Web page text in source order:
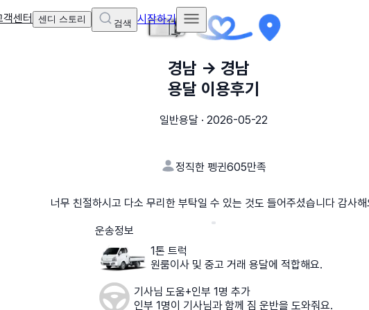
객센터 센디 스토리 검색 시작하기
경남 → 경남
용달 이용후기
일반용달 · 2026-05-22
정직한 펭귄605만족
너무 친절하시고 다소 무리한 부탁일 수 있는 것도 들어주셨습니다 감사
운송정보
1톤 트럭
원룸이사 및 중고 거래 용달에 적합해요.
기사님 도움+인부 1명 추가
인부 1명이 기사님과 함께 짐 운반을 도와줘요.